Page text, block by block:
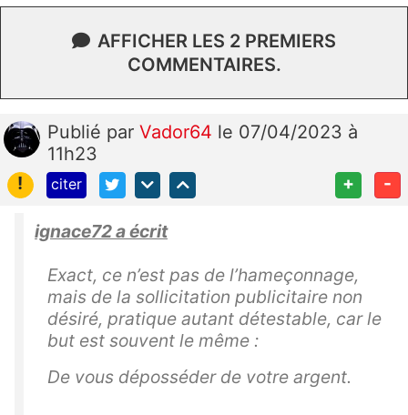
AFFICHER LES 2 PREMIERS
COMMENTAIRES.
Publié par Vador64 le 07/04/2023 à
11h23
!
citer + -
ignace72 a écrit
Exact, ce n’est pas de l’hameçonnage,
mais de la sollicitation publicitaire non
désiré, pratique autant détestable, car le
but est souvent le même :
De vous déposséder de votre argent.